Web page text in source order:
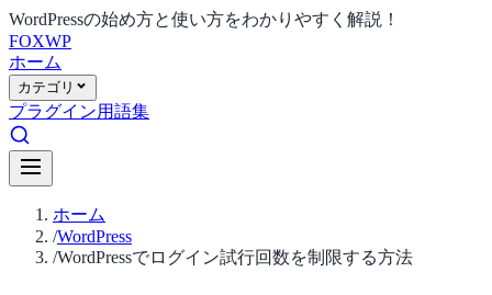
WordPressの始め方と使い方をわかりやすく解説！
FOXWP
ホーム
カテゴリ
プラグイン用語集
ホーム
/WordPress
/WordPressでログイン試行回数を制限する方法